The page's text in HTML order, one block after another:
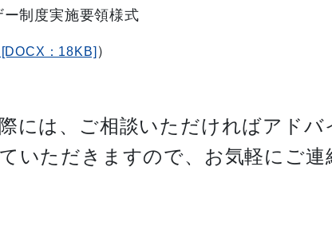
制度実施要領様式
：18KB] ）
には、ご相談いただければアドバ
いただきますので、お気軽にご連